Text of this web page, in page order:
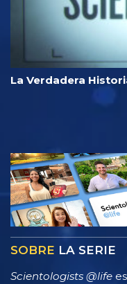
La Verdadera
SOBRE LA SERIE
Scientologists @life